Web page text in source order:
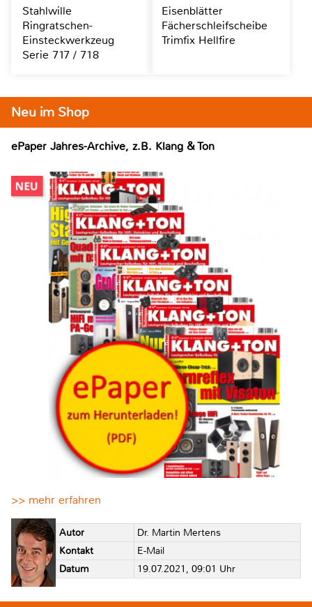
Neu im Shop
ePaper Jahres-Archive, z.B. Klang & Ton
>> mehr erfahren
Autor
Dr. Martin Mertens
Kontakt
E-Mail
Datum
19.07.2021, 09:01 Uhr
Stahlwille
Ringratschen-
Einsteckwerkzeug
Serie 717 / 718
Eisenblätter
Fächerschleifscheibe
Trimfix Hellfire